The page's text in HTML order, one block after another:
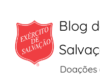
Blog
Doações